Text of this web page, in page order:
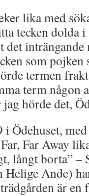
lika med
tecken dolda
det
som pojken
termen
term någon
hörde det,
Ödehuset,
Far Away
långt borta” –
Helige Ande)
är en